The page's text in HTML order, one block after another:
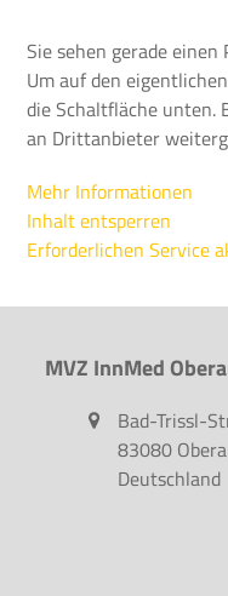
Sie sehen gerade
Um auf den
die Schaltfläche unten.
an Drittanbieter
Mehr Informationen
Inhalt entsperren
Erforderlichen Service
MVZ InnMed
Bad-Trissl-
83080
Deutschland